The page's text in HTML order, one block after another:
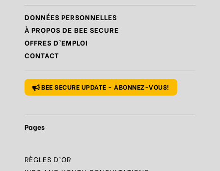
RègleN°7 – Réagir et signaler
Règle N°8 – Protéger sa vie privée
RègleN°9 – Savoir s’accorder une pause
DONNÉES PERSONNELLES
À PROPOS DE BEE SECURE
OFFRES D’EMPLOI
CONTACT
BEE SECURE UPDATE - ABONNEZ-VOUS!
Pages
RÈGLES D’OR